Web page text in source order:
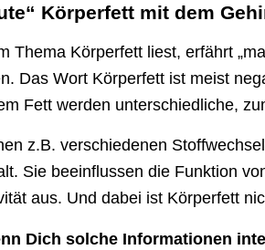
Körperfett mit dem
Thema Körperfett liest, erfährt
Das Wort Körperfett ist meist
Fett werden unterschiedliche,
z.B. verschiedenen
Sie beeinflussen die Funktion
aus. Und dabei ist Körperfett
Dich solche Informationen